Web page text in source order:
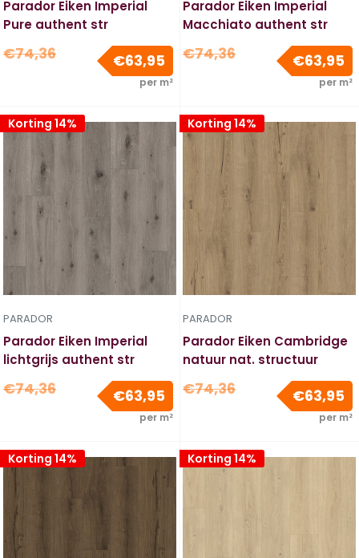
Parador Eiken Imperial
Pure authent str
Normale
€74,36 Verkoopprijs
€63,95
per m²
Parador Eiken Imperial
Macchiato authent str
Normale
€74,36 €63,95
per m²
Korting 14%
PARADOR
Parador Eiken Imperial
lichtgrijs authent str
Normale
€74,36 Verkoopprijs
€63,95
per m²
Korting 14%
PARADOR
Parador Eiken Cambridge
natuur nat. structuur
Normale
€74,36 €63,95
per m²
Korting 14% Korting 14%